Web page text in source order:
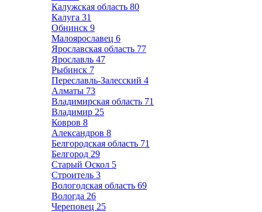
Калужская область 80
Калуга 31
Обнинск 9
Малоярославец 6
Ярославская область 77
Ярославль 47
Рыбинск 7
Переславль-Залесский 4
Алматы 73
Владимирская область 71
Владимир 25
Ковров 8
Александров 8
Белгородская область 71
Белгород 29
Старый Оскол 5
Строитель 3
Вологодская область 69
Вологда 26
Череповец 25